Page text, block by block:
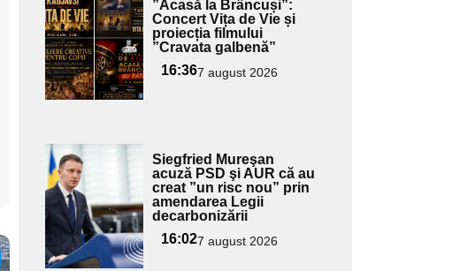
aici textul
pentru
subtitlu
”Acasă la Brâncuși”:
Concert Vița de Vie și
proiecția filmului
”Cravata galbenă”
16:367 august 2026
Adaugă
aici textul
pentru
subtitlu
Siegfried Mureşan
acuză PSD şi AUR că au
creat ”un risc nou” prin
amendarea Legii
decarbonizării
16:027 august 2026